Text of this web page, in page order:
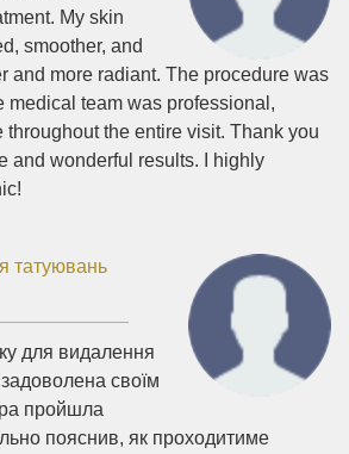
My skin
smoother, and
and more radiant. The procedure was
medical team was professional,
throughout the entire visit. Thank you
and wonderful results. I highly
татуювань
для видалення
своїм
пройшла
пояснив, як проходитиме